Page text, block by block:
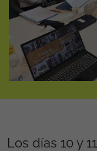
Los días 10 y